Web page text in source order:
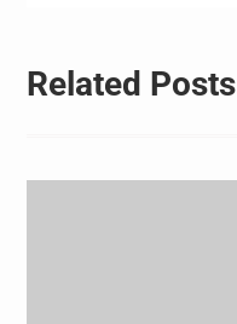
Related Posts